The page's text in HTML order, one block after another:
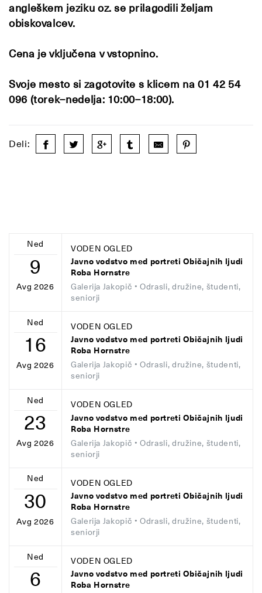
angleškem jeziku oz. se prilagodili željam
obiskovalcev.
Cena je vključena v vstopnino.
Svoje mesto si zagotovite s klicem na 01 42 54
096 (torek–nedelja: 10:00–18:00).
Deli:
Ned
9
Avg 2026
VODEN OGLED
Javno vodstvo med portreti Običajnih ljudi
Roba Hornstre
Galerija Jakopič • Odrasli, družine, študenti,
seniorji
Ned
16
Avg 2026
VODEN OGLED
Javno vodstvo med portreti Običajnih ljudi
Roba Hornstre
Galerija Jakopič • Odrasli, družine, študenti,
seniorji
Ned
23
Avg 2026
VODEN OGLED
Javno vodstvo med portreti Običajnih ljudi
Roba Hornstre
Galerija Jakopič • Odrasli, družine, študenti,
seniorji
Ned
30
Avg 2026
VODEN OGLED
Javno vodstvo med portreti Običajnih ljudi
Roba Hornstre
Galerija Jakopič • Odrasli, družine, študenti,
seniorji
Ned
6
VODEN OGLED
Javno vodstvo med portreti Običajnih ljudi
Roba Hornstre